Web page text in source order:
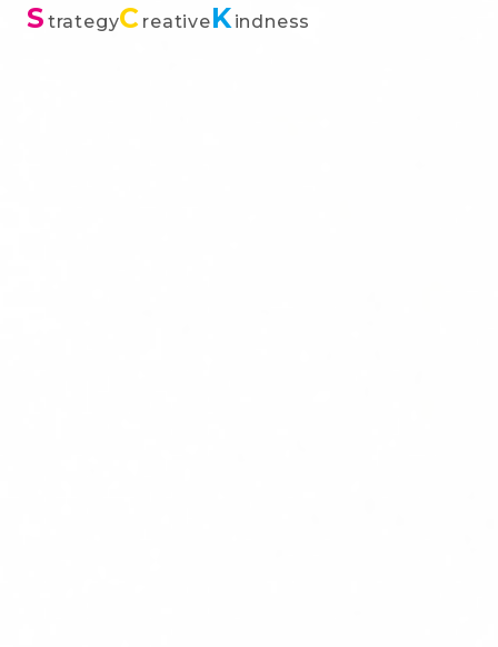
S trategyC reativeKindness